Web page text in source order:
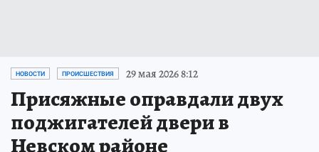
НОВОСТИ ПРОИСШЕСТВИЯ 29 мая 2026 8:12
Присяжные оправдали двух
поджигателей двери в
Невском районе